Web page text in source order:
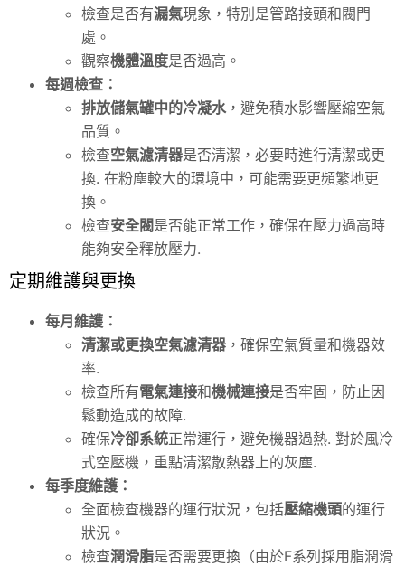
檢查是否有漏氣現象，特別是管路接頭和閥門
處。
觀察機體溫度是否過高。
每週檢查：
排放儲氣罐中的冷凝水，避免積水影響壓縮空氣
品質。
檢查空氣濾清器是否清潔，必要時進行清潔或更
換. 在粉塵較大的環境中，可能需要更頻繁地更
換。
檢查安全閥是否能正常工作，確保在壓力過高時
能夠安全釋放壓力.
定期維護與更換
每月維護：
清潔或更換空氣濾清器 ，確保空氣質量和機器效
率.
檢查所有電氣連接和機械連接是否牢固，防止因
鬆動造成的故障.
確保冷卻系統正常運行，避免機器過熱. 對於風冷
式空壓機，重點清潔散熱器上的灰塵.
每季度維護：
全面檢查機器的運行狀況，包括壓縮機頭的運行
狀況。
檢查潤滑脂是否需要更換（由於F系列採用脂潤滑